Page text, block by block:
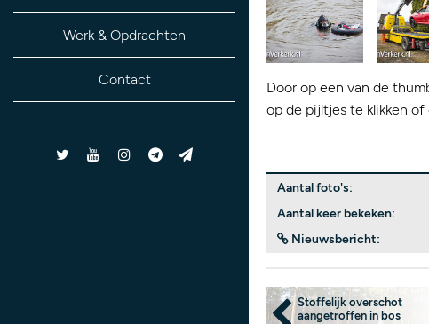
Werk & Opdrachten
Contact
Door op een van de
op de pijltjes te klikken
Aantal foto's:
Aantal keer bekeken:
Nieuwsbericht:
Stoffelijk overschot
aangetroffen in bos